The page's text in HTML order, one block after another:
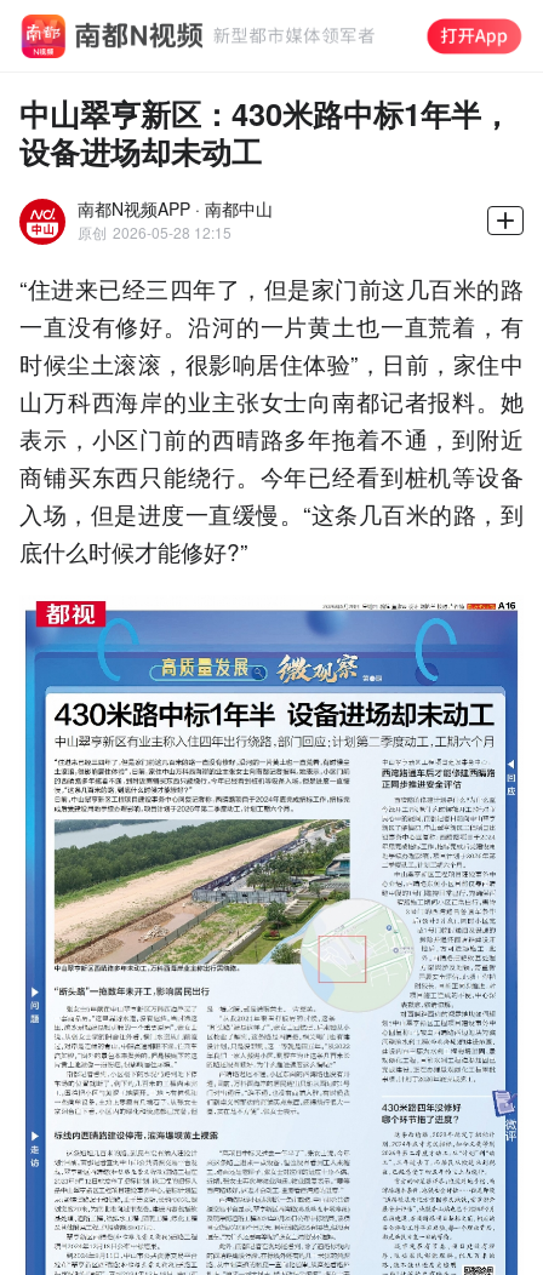
中山翠亨新区：430米路中标1年半，
设备进场却未动工
南都N视频APP · 南都中山
原创 2026-05-28 12:15
“住进来已经三四年了，但是家门前这几百米的路
一直没有修好。沿河的一片黄土也一直荒着，有
时候尘土滚滚，很影响居住体验”，日前，家住中
山万科西海岸的业主张女士向南都记者报料。她
表示，小区门前的西晴路多年拖着不通，到附近
商铺买东西只能绕行。今年已经看到桩机等设备
入场，但是进度一直缓慢。“这条几百米的路，到
底什么时候才能修好?”